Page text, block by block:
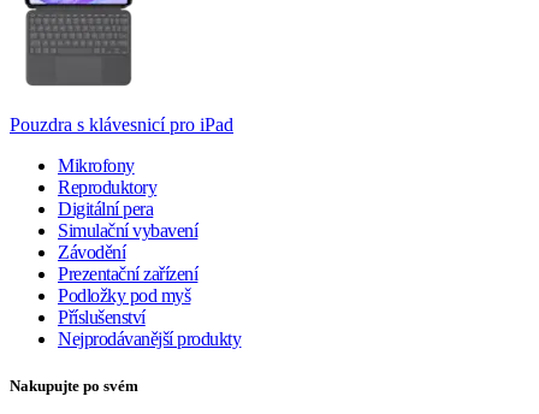
Pouzdra s klávesnicí pro iPad
Mikrofony
Reproduktory
Digitální pera
Simulační vybavení
Závodění
Prezentační zařízení
Podložky pod myš
Příslušenství
Nejprodávanější produkty
Nakupujte po svém